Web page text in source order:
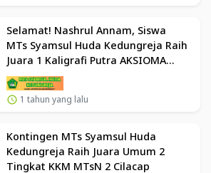
Selamat! Nashrul Annam, Siswa
MTs Syamsul Huda Kedungreja Raih
Juara 1 Kaligrafi Putra AKSIOMA
Tingkat Kabupaten Cilacap
1 tahun yang lalu
Kontingen MTs Syamsul Huda
Kedungreja Raih Juara Umum 2
Tingkat KKM MTsN 2 Cilacap